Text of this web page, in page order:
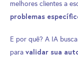
melhores clientes a
problemas
E por quê? A IA
para validar sua